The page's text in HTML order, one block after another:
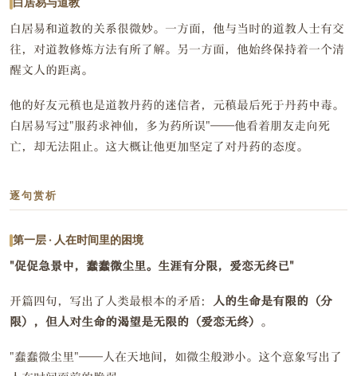
白居易和道教的关系很微妙。一方面，他与当时的道教人士有交
往，对道教修炼方法有所了解。另一方面，他始终保持着一个清
醒文人的距离。
他的好友元稹也是道教丹药的迷信者，元稹最后死于丹药中毒。
白居易写过"服药求神仙，多为药所误"——他看着朋友走向死
亡，却无法阻止。这大概让他更加坚定了对丹药的态度。
逐句赏析
第一层 · 人在时间里的困境
"促促急景中，蠢蠢微尘里。生涯有分限，爱恋无终已"
开篇四句，写出了人类最根本的矛盾： 人的生命是有限的（分
限），但人对生命的渴望是无限的（爱恋无终） 。
"蠢蠢微尘里"——人在天地间，如微尘般渺小。这个意象写出了